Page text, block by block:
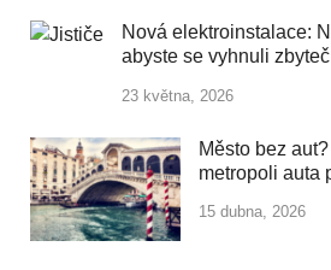
Nová elektroinstalace:
abyste se vyhnuli
23 května, 2026
Město bez
metropoli auta
15 dubna, 2026